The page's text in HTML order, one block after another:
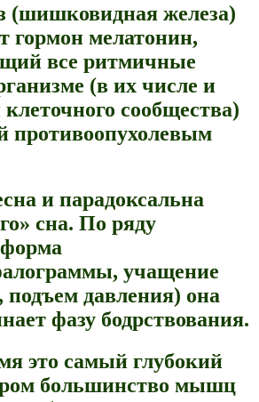
(шишковидная железа)
гормон мелатонин,
все ритмичные
(в их числе и
сообщества)
противоопухолевым
и парадоксальна
сна. По ряду
учащение
подъем давления) она
фазу бодрствования.
это самый глубокий
большинство мышц